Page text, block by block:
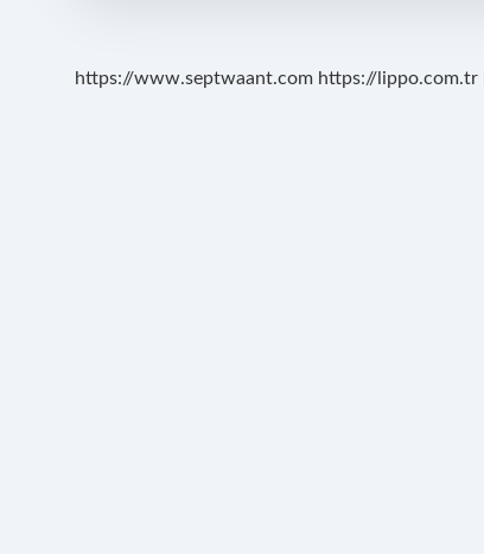
https://www.septwaant.com https://lippo.com.tr